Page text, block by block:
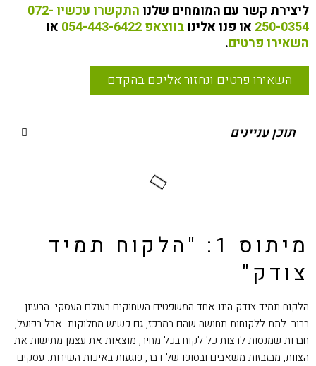
ליצירת קשר עם המומחים שלנו
התקשרו עכשיו 072-
250-0354 או פנו אלינובווצאפ 054-443-6422
או
השאירו פרטים.
השאירו פרטים ונחזור אליכם בהקדם
תוכן עניינים
מיתוס 1: "הלקוח תמיד
צודק"
הלקוח תמיד צודק הינו אחד המשפטים השחוקים בעולם העסקי. הרעיון
ברור: לתת ללקוחות תחושה שהם במרכז, גם כשיש מחלוקות. אבל בפועל,
חברות שמנסות לרצות כל לקוח בכל מחיר, מוצאות את עצמן מתישות את
הצוות, מבזבזות משאבים ובסופו של דבר, פוגעות באיכות השירות. עסקים